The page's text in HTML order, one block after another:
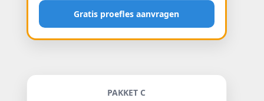
Gratis proefles aanvragen
PAKKET C